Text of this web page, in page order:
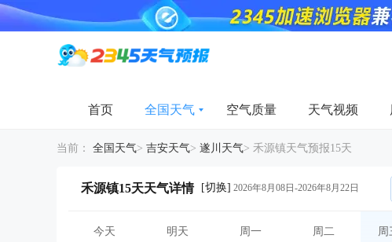
首页 全国天气 空气质量 天气视频
当前： 全国天气> 吉安天气> 遂川天气> 禾源镇天气预报15天
禾源镇15天天气详情 [切换] 2026年8月08日-2026年8月22日
今天 明天 周一 周二 周